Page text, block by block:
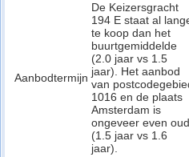
Aanbodtermijn
De Keizersgracht
194 E staat al
te koop dan het
buurtgemiddelde
(2.0 jaar vs 1.5
jaar). Het aanbod
van
1016 en de plaats
Amsterdam is
ongeveer even oud
(1.5 jaar vs 1.6
jaar).